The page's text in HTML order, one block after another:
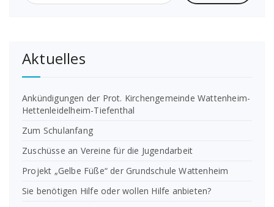
Aktuelles
Ankündigungen der Prot. Kirchengemeinde Wattenheim-
Hettenleidelheim-Tiefenthal
Zum Schulanfang
Zuschüsse an Vereine für die Jugendarbeit
Projekt „Gelbe Füße“ der Grundschule Wattenheim
Sie benötigen Hilfe oder wollen Hilfe anbieten?